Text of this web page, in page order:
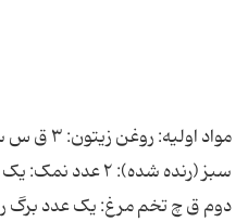
سبز (رنده شده): ۲